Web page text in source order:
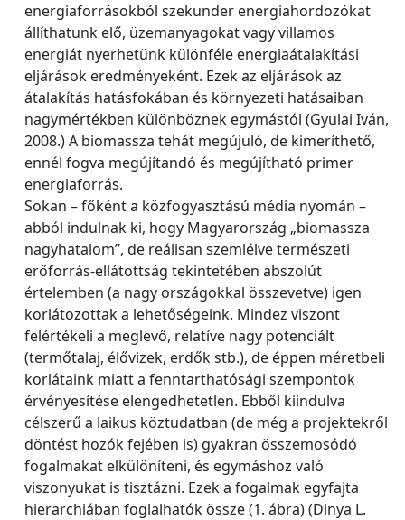
energiaforrásokból szekunder energiahordozókat
állíthatunk elő, üzemanyagokat vagy villamos
energiát nyerhetünk különféle energiaátalakítási
eljárások eredményeként. Ezek az eljárások az
átalakítás hatásfokában és környezeti hatásaiban
nagymértékben különböznek egymástól (Gyulai Iván,
2008.) A biomassza tehát megújuló, de kimeríthető,
ennél fogva megújítandó és megújítható primer
energiaforrás.
Sokan – főként a közfogyasztású média nyomán –
abból indulnak ki, hogy Magyarország „biomassza
nagyhatalom”, de reálisan szemlélve természeti
erőforrás-ellátottság tekintetében abszolút
értelemben (a nagy országokkal összevetve) igen
korlátozottak a lehetőségeink. Mindez viszont
felértékeli a meglevő, relatíve nagy potenciált
(termőtalaj, élővizek, erdők stb.), de éppen méretbeli
korlátaink miatt a fenntarthatósági szempontok
érvényesítése elengedhetetlen. Ebből kiindulva
célszerű a laikus köztudatban (de még a projektekről
döntést hozók fejében is) gyakran összemosódó
fogalmakat elkülöníteni, és egymáshoz való
viszonyukat is tisztázni. Ezek a fogalmak egyfajta
hierarchiában foglalhatók össze (1. ábra) (Dinya L.